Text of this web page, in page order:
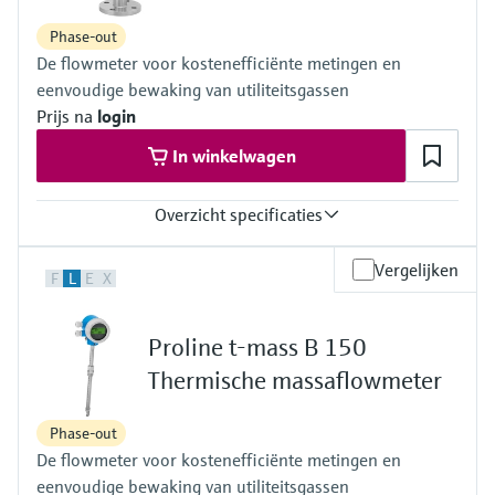
CIP able to 130°C / 266°F
Max. process pressure
100 bar (1.740 psi)
Phase-out
De flowmeter voor kostenefficiënte metingen en
eenvoudige bewaking van utiliteitsgassen
Prijs na login
In winkelwagen
Overzicht specificaties
3 % o.r.
5 % o.f.s.
(depending on chosen option of ordering feature "Calibration
Measuring range
0.5 to 910 kg/h (1.1 to 2002 lb/h)
0.5 to 1365 kg/h (1.1 to 3003 lb/h)
(for air, depending on chosen option of ordering feature
"Calibration flow")
F L E X Vergelijken
Proline t-mass B 150
Thermische massaflowmeter
Phase-out
De flowmeter voor kostenefficiënte metingen en
eenvoudige bewaking van utiliteitsgassen